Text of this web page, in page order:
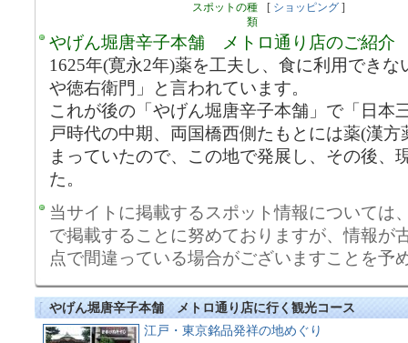
スポットの種
類
[ ショッピング]
やげん堀唐辛子本舗 メトロ通り店のご紹介
1625年(寛永2年)薬を工夫し、食に利用でき
や徳右衛門」と言われています。
これが後の「やげん堀唐辛子本舗」で「日本
戸時代の中期、両国橋西側たもとには薬(漢
まっていたので、この地で発展し、その後、
た。
当サイトに掲載するスポット情報については
で掲載することに努めておりますが、情報が
点で間違っている場合がございますことを予
やげん堀唐辛子本舗 メトロ通り店に行く観光コース
江戸・東京銘品発祥の地めぐり